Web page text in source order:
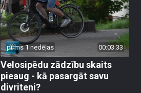
pirms 1 nedēļas 00:03:33
Velosipēdu zādzību skaits
pieaug - kā pasargāt savu
divriteni?